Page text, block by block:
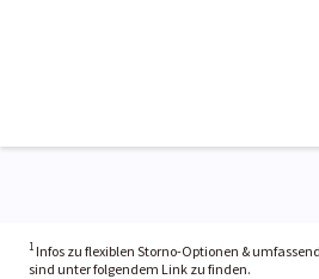
1 Infos zu flexiblen Storno-Optionen &
sind unter folgendem Link zu finden.